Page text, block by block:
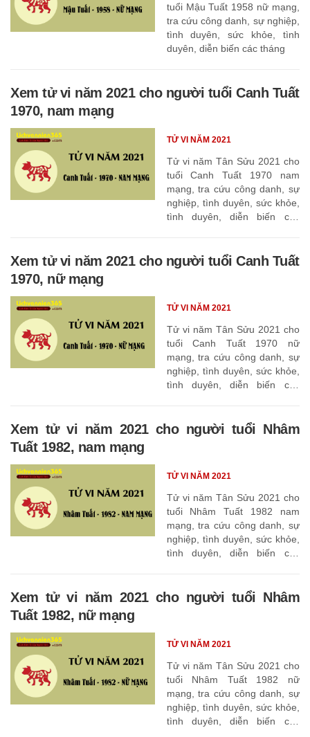
tuổi Mậu Tuất 1958 nữ mạng,
tra cứu công danh, sự nghiệp,
tình duyên, sức khỏe, tình
duyên, diễn biến các tháng
Xem tử vi năm 2021 cho người tuổi Canh Tuất
1970, nam mạng
Tử vi năm Tân Sửu 2021 cho
tuổi Canh Tuất 1970 nam
mạng, tra cứu công danh, sự
nghiệp, tình duyên, sức khỏe,
tình duyên, diễn biến các
TỬ VI NĂM 2021
Xem tử vi năm 2021 cho người tuổi Canh Tuất
1970, nữ mạng
Tử vi năm Tân Sửu 2021 cho
tuổi Canh Tuất 1970 nữ
mạng, tra cứu công danh, sự
nghiệp, tình duyên, sức khỏe,
tình duyên, diễn biến các
TỬ VI NĂM 2021
Xem tử vi năm 2021 cho người tuổi Nhâm
Tuất 1982, nam mạng
Tử vi năm Tân Sửu 2021 cho
tuổi Nhâm Tuất 1982 nam
mạng, tra cứu công danh, sự
nghiệp, tình duyên, sức khỏe,
tình duyên, diễn biến các
TỬ VI NĂM 2021
Xem tử vi năm 2021 cho người tuổi Nhâm
Tuất 1982, nữ mạng
Tử vi năm Tân Sửu 2021 cho
tuổi Nhâm Tuất 1982 nữ
mạng, tra cứu công danh, sự
nghiệp, tình duyên, sức khỏe,
tình duyên, diễn biến các
TỬ VI NĂM 2021